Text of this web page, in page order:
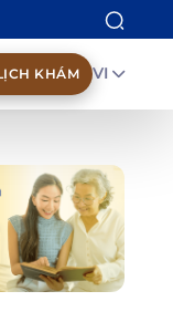
KHÁM VI